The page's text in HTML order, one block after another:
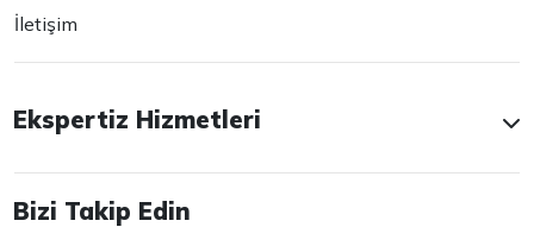
İletişim
Ekspertiz Hizmetleri
Bizi Takip Edin